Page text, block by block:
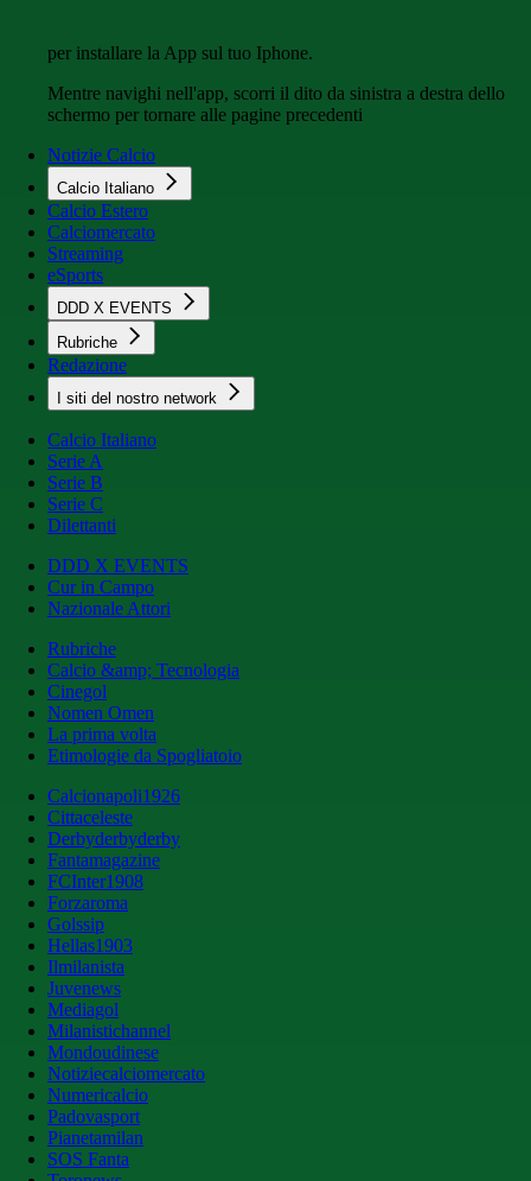
per installare la App sul tuo Iphone.
Mentre navighi nell'app, scorri il dito da sinistra a destra dello
schermo per tornare alle pagine precedenti
Notizie Calcio
Calcio Italiano
Calcio Estero
Calciomercato
Streaming
eSports
DDD X EVENTS
Rubriche
Redazione
I siti del nostro network
Calcio Italiano
Serie A
Serie B
Serie C
Dilettanti
DDD X EVENTS
Cur in Campo
Nazionale Attori
Rubriche
Calcio &amp; Tecnologia
Cinegol
Nomen Omen
La prima volta
Etimologie da Spogliatoio
Calcionapoli1926
Cittaceleste
Derbyderbyderby
Fantamagazine
FCInter1908
Forzaroma
Golssip
Hellas1903
Ilmilanista
Juvenews
Mediagol
Milanistichannel
Mondoudinese
Notiziecalciomercato
Numericalcio
Padovasport
Pianetamilan
SOS Fanta